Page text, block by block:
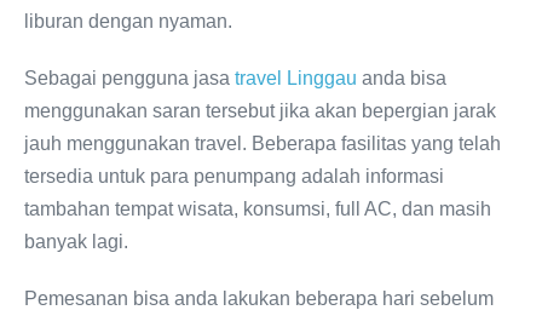
liburan dengan nyaman.
Sebagai pengguna jasa travel Linggau anda bisa
menggunakan saran tersebut jika akan bepergian jarak
jauh menggunakan travel. Beberapa fasilitas yang telah
tersedia untuk para penumpang adalah informasi
tambahan tempat wisata, konsumsi, full AC, dan masih
banyak lagi.
Pemesanan bisa anda lakukan beberapa hari sebelum